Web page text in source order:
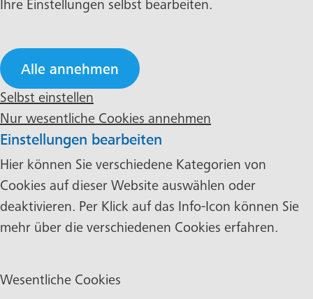
Ihre Einstellungen selbst bearbeiten.
Alle annehmen
Selbst einstellen
Nur wesentliche Cookies annehmen
Einstellungen bearbeiten
Hier können Sie verschiedene Kategorien von
Cookies auf dieser Website auswählen oder
deaktivieren. Per Klick auf das Info-Icon können Sie
mehr über die verschiedenen Cookies erfahren.
Wesentliche Cookies